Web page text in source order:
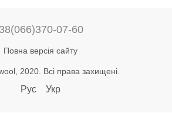
07-60
Повна версія сайту
2020. Всі права захищені.
Рус Укр